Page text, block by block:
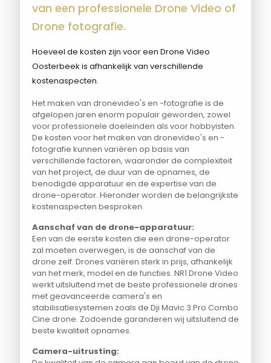
van een professionele Drone Video of
Drone fotografie.
Hoeveel de kosten zijn voor een Drone Video
Oosterbeek is afhankelijk van verschillende
kostenaspecten.
Het maken van dronevideo's en -fotografie is de
afgelopen jaren enorm populair geworden, zowel
voor professionele doeleinden als voor hobbyisten.
De kosten voor het maken van dronevideo's en -
fotografie kunnen variëren op basis van
verschillende factoren, waaronder de complexiteit
van het project, de duur van de opnames, de
benodigde apparatuur en de expertise van de
drone-operator. Hieronder worden de belangrijkste
kostenaspecten besproken.
Aanschaf van de drone-apparatuur:
Een van de eerste kosten die een drone-operator
zal moeten overwegen, is de aanschaf van de
drone zelf. Drones variëren sterk in prijs, afhankelijk
van het merk, model en de functies. NR1 Drone Video
werkt uitsluitend met de beste professionele drones
met geavanceerde camera's en
stabilisatiesystemen zoals de Dji Mavic 3 Pro Combo
Cine drone. Zodoende garanderen wij uitsluitend de
beste kwaliteit opnames.
Camera-uitrusting: